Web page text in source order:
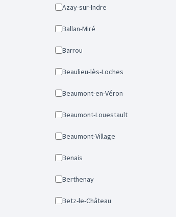
Azay-sur-Indre
Ballan-Miré
Barrou
Beaulieu-lès-Loches
Beaumont-en-Véron
Beaumont-Louestault
Beaumont-Village
Benais
Berthenay
Betz-le-Château